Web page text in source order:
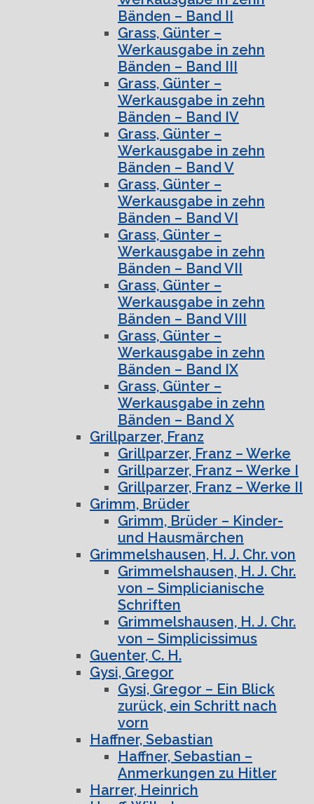
Bänden – Band II
Grass, Günter –
Werkausgabe in zehn
Bänden – Band III
Grass, Günter –
Werkausgabe in zehn
Bänden – Band IV
Grass, Günter –
Werkausgabe in zehn
Bänden – Band V
Grass, Günter –
Werkausgabe in zehn
Bänden – Band VI
Grass, Günter –
Werkausgabe in zehn
Bänden – Band VII
Grass, Günter –
Werkausgabe in zehn
Bänden – Band VIII
Grass, Günter –
Werkausgabe in zehn
Bänden – Band IX
Grass, Günter –
Werkausgabe in zehn
Bänden – Band X
Grillparzer, Franz
Grillparzer, Franz – Werke
Grillparzer, Franz – Werke I
Grillparzer, Franz – Werke II
Grimm, Brüder
Grimm, Brüder – Kinder-
und Hausmärchen
Grimmelshausen, H. J. Chr. von
Grimmelshausen, H. J. Chr.
von – Simplicianische
Schriften
Grimmelshausen, H. J. Chr.
von – Simplicissimus
Guenter, C. H.
Gysi, Gregor
Gysi, Gregor – Ein Blick
zurück, ein Schritt nach
vorn
Haffner, Sebastian
Haffner, Sebastian –
Anmerkungen zu Hitler
Harrer, Heinrich